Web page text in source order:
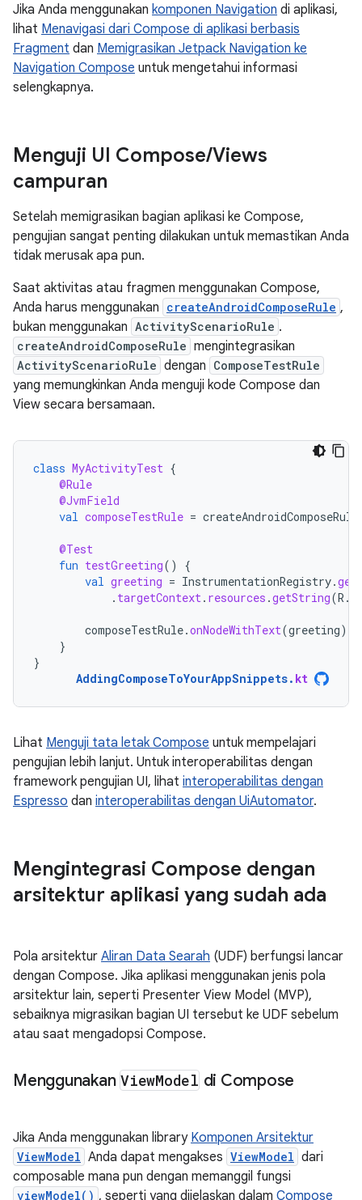
Jika Anda menggunakan komponen Navigation di aplikasi,
lihat Menavigasi dari Compose di aplikasi berbasis
Fragment dan Memigrasikan Jetpack Navigation ke
Navigation Compose untuk mengetahui informasi
selengkapnya.
Menguji UI Compose/Views
campuran
Setelah memigrasikan bagian aplikasi ke Compose,
pengujian sangat penting dilakukan untuk memastikan Anda
tidak merusak apa pun.
Saat aktivitas atau fragmen menggunakan Compose,
Anda harus menggunakan createAndroidComposeRule ,
bukan menggunakan ActivityScenarioRule .
createAndroidComposeRule mengintegrasikan
ActivityScenarioRule dengan ComposeTestRule
yang memungkinkan Anda menguji kode Compose dan
View secara bersamaan.
class MyActivityTest {
@Rule
@JvmField
val composeTestRule =
@Test
fun testGreeting()
{
val greeting = InstrumentationRegistry.
. targetContext. resources .getString(R .
composeTestRule.onNodeWithText(greeting).
}
}
AddingComposeToYourAppSnippets. kt
Lihat Menguji tata letak Compose untuk mempelajari
pengujian lebih lanjut. Untuk interoperabilitas dengan
framework pengujian UI, lihat interoperabilitas dengan
Espresso dan interoperabilitas dengan UiAutomator.
Mengintegrasi Compose dengan
arsitektur aplikasi yang sudah ada
Pola arsitektur Aliran Data Searah (UDF) berfungsi lancar
dengan Compose. Jika aplikasi menggunakan jenis pola
arsitektur lain, seperti Presenter View Model (MVP),
sebaiknya migrasikan bagian UI tersebut ke UDF sebelum
atau saat mengadopsi Compose.
Menggunakan ViewModel di Compose
Jika Anda menggunakan library Komponen Arsitektur
ViewModel Anda dapat mengakses ViewModel dari
composable mana pun dengan memanggil fungsi
viewModel() , seperti yang dijelaskan dalam Compose